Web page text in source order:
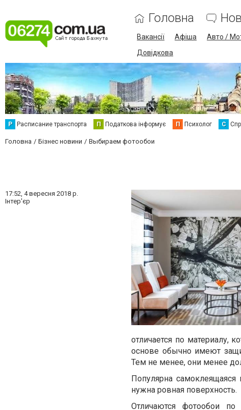
Головна
Вакансії Афіша Авто /
Довідкова
Р Расписание транспорта П Податкова інформує П Психолог С
Головна Бізнес новини Выбираем фотообои
17:52, 4 вересня 2018 р.
Інтер'єр
отличается по материалу,
основе обычно имеют
Тем не менее, они менее
Популярна самоклеящаяся
нужна ровная поверхность.
Отличаются фотообои